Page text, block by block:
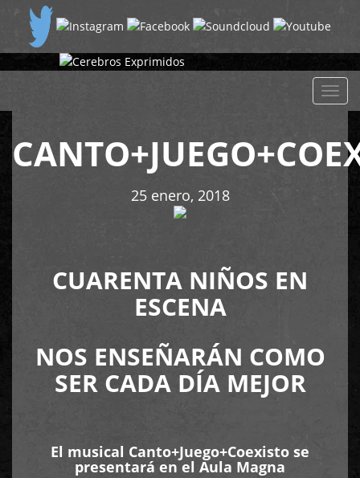
25 enero, 2018
CUARENTA NIÑOS EN
ESCENA
NOS ENSEÑARÁN COMO
SER CADA DÍA MEJOR
El musical Canto+Juego+Coexisto se
presentará en el Aula Magna